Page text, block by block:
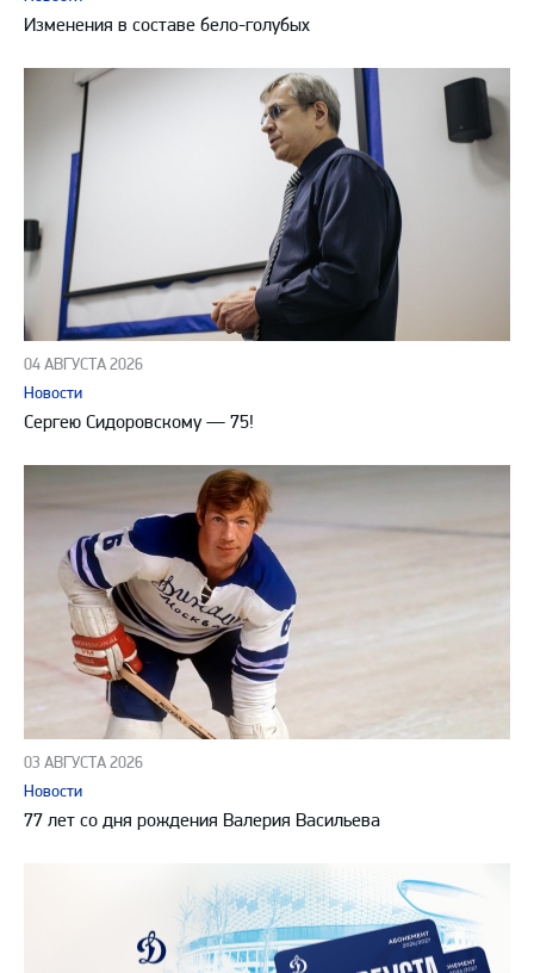
Изменения в составе бело-голубых
04 АВГУСТА 2026
Новости
Сергею Сидоровскому — 75!
03 АВГУСТА 2026
Новости
77 лет со дня рождения Валерия Васильева